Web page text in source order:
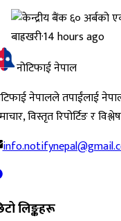
बाह्रखरी·14 hours ago
नोटिफाई नेपाल
नेपालले तपाईंलाई
विस्तृत रिपोर्टिङ र
लिङ्कहरू